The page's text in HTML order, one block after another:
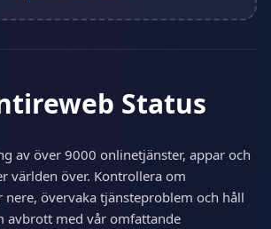
Status
av över 9000 onlinetjänster, appar och
världen över. Kontrollera om
övervaka tjänsteproblem och håll
avbrott med vår omfattande